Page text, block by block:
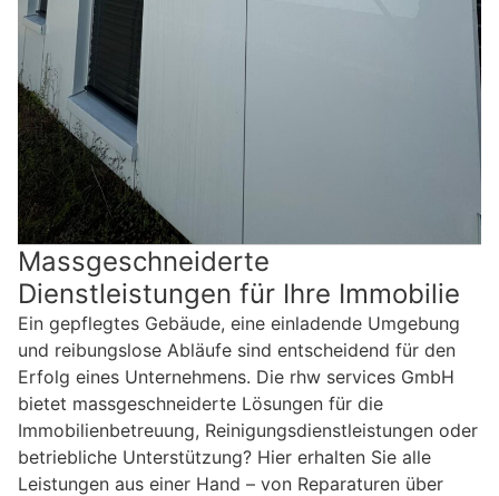
Massgeschneiderte
Dienstleistungen für Ihre Immobilie
Ein gepflegtes Gebäude, eine einladende Umgebung
und reibungslose Abläufe sind entscheidend für den
Erfolg eines Unternehmens. Die rhw services GmbH
bietet massgeschneiderte Lösungen für die
Immobilienbetreuung, Reinigungsdienstleistungen oder
betriebliche Unterstützung? Hier erhalten Sie alle
Leistungen aus einer Hand – von Reparaturen über